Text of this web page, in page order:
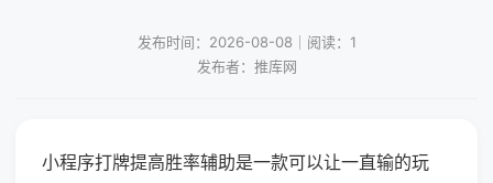
发布时间：2026-08-08｜阅读：1
发布者：推库网
小程序打牌提高胜率辅助是一款可以让一直输的玩